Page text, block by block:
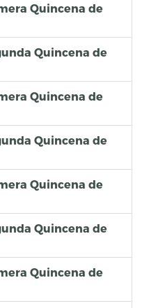
Quincena de
Quincena de
Quincena de
Quincena de
Quincena de
Quincena de
Quincena de